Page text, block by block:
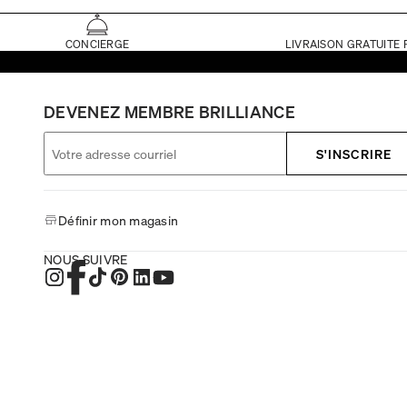
CONCIERGE LIVRAISON GRATUITE
DEVENEZ MEMBRE BRILLIANCE
S'INSCRIRE
Définir mon magasin
NOUS SUIVRE